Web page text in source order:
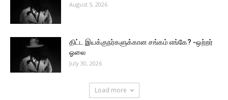
August 5, 2026
திட்ட இயக்குநர்களுக்கான சங்கம் எங்கே? -ஒற்றர்
ஓலை
July 30, 2026
Load more